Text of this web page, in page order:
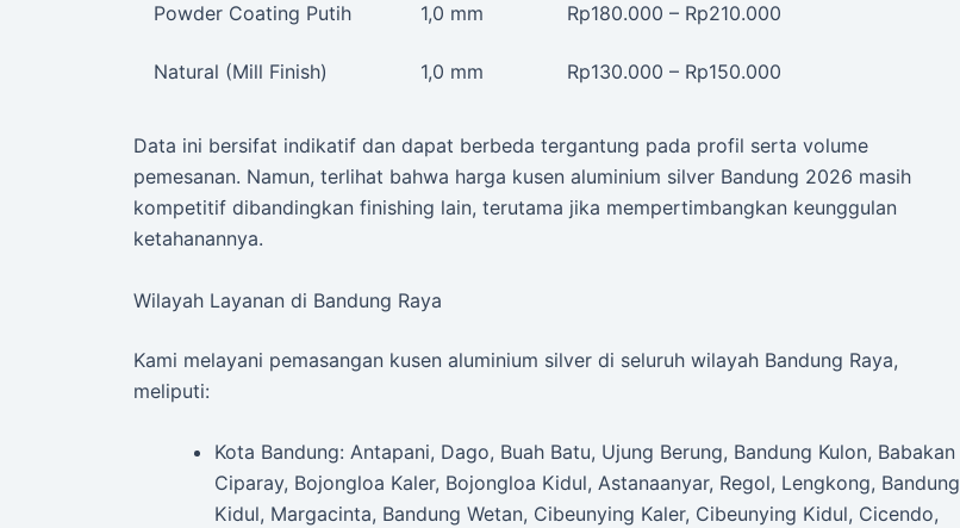
Powder Coating Putih 1,0 mm Rp180.000 – Rp210.000
Natural (Mill Finish) 1,0 mm Rp130.000 – Rp150.000
Data ini bersifat indikatif dan dapat berbeda tergantung pada profil serta volume
pemesanan. Namun, terlihat bahwa harga kusen aluminium silver Bandung 2026 masih
kompetitif dibandingkan finishing lain, terutama jika mempertimbangkan keunggulan
ketahanannya.
Wilayah Layanan di Bandung Raya
Kami melayani pemasangan kusen aluminium silver di seluruh wilayah Bandung Raya,
meliputi:
Kota Bandung: Antapani, Dago, Buah Batu, Ujung Berung, Bandung Kulon, Babakan
Ciparay, Bojongloa Kaler, Bojongloa Kidul, Astanaanyar, Regol, Lengkong, Bandung
Kidul, Margacinta, Bandung Wetan, Cibeunying Kaler, Cibeunying Kidul, Cicendo,